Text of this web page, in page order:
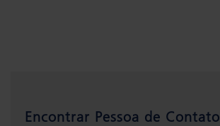
Encontrar Pessoa de Contato